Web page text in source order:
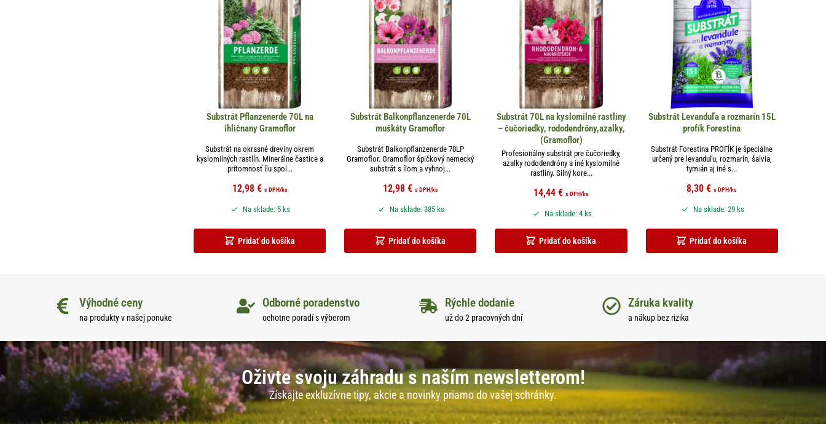
Substrát Pflanzenerde 70L na
ihličnany Gramoflor
Substrát na okrasné dreviny okrem
kyslomilných rastlín. Minerálne častice a
prítomnosť ílu spol...
12,98 € s DPH/ks
Pridať do košíka
Na sklade: 5 ks
Substrát Balkonpflanzenerde 70L
muškáty Gramoflor
Substrát Balkonpflanzenerde 70LP
Gramoflor. Gramoflor špičkový nemecký
substrát s ílom a vyhnoj...
12,98 € s DPH/ks
Pridať do košíka
Na sklade: 385 ks
Substrát 70L na kyslomilné rastliny
– čučoriedky, rododendróny,azalky,
(Gramoflor)
Profesionálny substrát pre čučoriedky,
azalky rododendróny a iné kyslomilné
rastliny. Silný kore...
14,44 € s DPH/ks
Pridať do košíka
Na sklade: 4 ks
Substrát Levanduľa a rozmarín 15L
profík Forestina
Substrát Forestina PROFÍK je špeciálne
určený pre levanduľu, rozmarín, šalvia,
tymián aj iné s...
8,30€ s DPH/ks
Pridať do košíka
Na sklade: 29 ks
Výhodné ceny
na produkty v našej ponuke
Odborné poradenstvo
ochotne poradí s výberom
Rýchle dodanie
už do 2 pracovných dní
Záruka kvality
a nákup bez rizika
Oživte svoju záhradu s naším newsletterom!
Získajte exkluzívne tipy, akcie a novinky priamo do vašej schránky.